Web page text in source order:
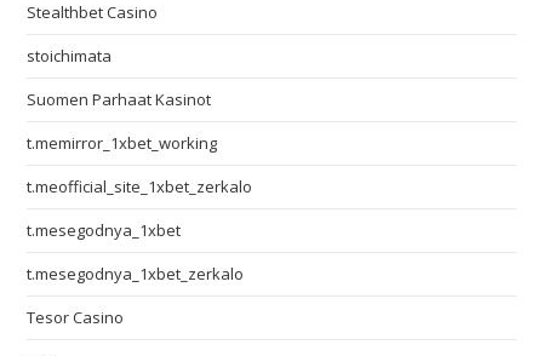
Stealthbet Casino
stoichimata
Suomen Parhaat Kasinot
t.memirror_1xbet_working
t.meofficial_site_1xbet_zerkalo
t.mesegodnya_1xbet
t.mesegodnya_1xbet_zerkalo
Tesor Casino